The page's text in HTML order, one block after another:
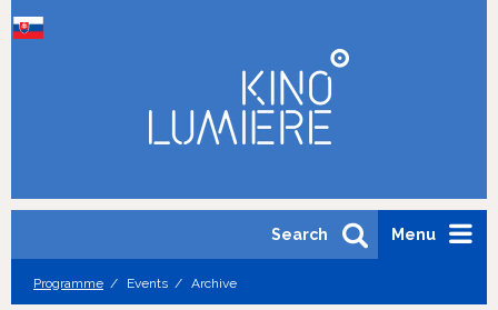
Menu
Search
Programme Events Archive